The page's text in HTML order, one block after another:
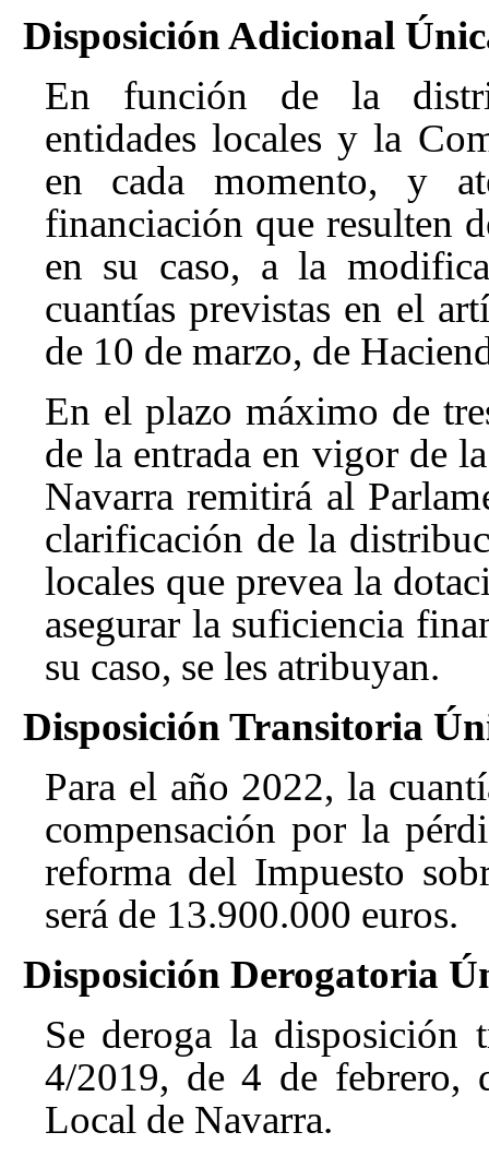
Disposición Adicional
En función de la
entidades locales y la
en cada momento, y
financiación que resulten
en su caso, a la
cuantías previstas en el
de 10 de marzo, de
En el plazo máximo de
de la entrada en vigor de
Navarra remitirá al
clarificación de la
locales que prevea la
asegurar la suficiencia
su caso, se les atribuyan.
Disposición Transitoria
Para el año 2022, la
compensación por la
reforma del Impuesto
será de 13.900.000 euros.
Disposición Derogatoria
Se deroga la disposición
4/2019, de 4 de febrero,
Local de Navarra.